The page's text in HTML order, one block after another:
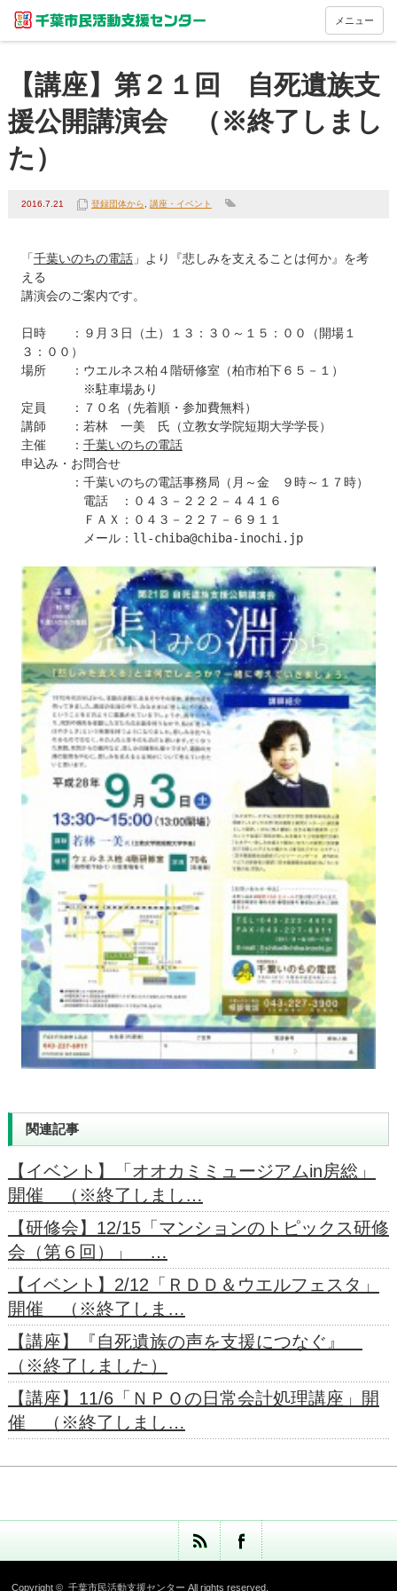
メニュー
【講座】第２１回 自死遺族支
援公開講演会 （※終了しまし
た）
2016.7.21 登録団体から 講座・イベント
「千葉いのちの電話」より『悲しみを支えることは何か』を考
える
講演会のご案内です。
日時　　：９月３日（土）１３：３０～１５：００（開場１
３：００）
場所　　：ウエルネス柏４階研修室（柏市柏下６５－１）
※駐車場あり
定員　　：７０名（先着順・参加費無料）
講師　　：若林　一美　氏（立教女学院短期大学学長）
主催　　： 千葉いのちの電話
申込み・お問合せ
：千葉いのちの電話事務局（月～金　９時～１７時）
電話　：０４３－２２２－４４１６
ＦＡＸ：０４３－２２７－６９１１
メール：ll-chiba@chiba-inochi.jp
関連記事
【イベント】「オオカミミュージアムin房総」
開催 （※終了しまし…
【研修会】12/15「マンションのトピックス研修
会（第６回）」 …
【イベント】2/12「ＲＤＤ＆ウエルフェスタ」
開催 （※終了しま…
【講座】『自死遺族の声を支援につなぐ』
（※終了しました）
【講座】11/6「ＮＰＯの日常会計処理講座」開
催 （※終了しまし…
Copyright ©千葉市民活動支援センター All rights reserved.